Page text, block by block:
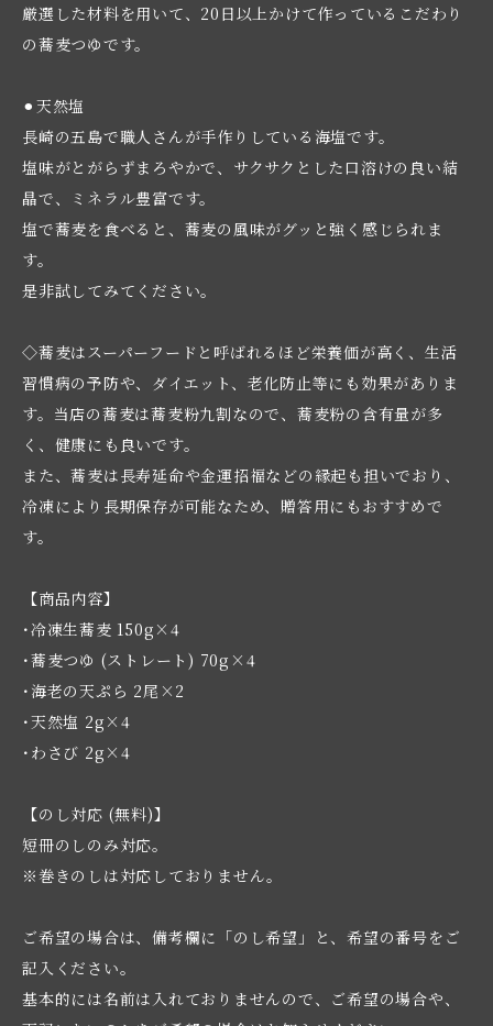
厳選した材料を用いて、20日以上かけて作っているこだわり
の蕎麦つゆです。
⚫︎天然塩
長崎の五島で職人さんが手作りしている海塩です。
塩味がとがらずまろやかで、サクサクとした口溶けの良い結
晶で、ミネラル豊富です。
塩で蕎麦を食べると、蕎麦の風味がグッと強く感じられま
す。
是非試してみてください。
◇蕎麦はスーパーフードと呼ばれるほど栄養価が高く、生活
習慣病の予防や、ダイエット、老化防止等にも効果がありま
す。当店の蕎麦は蕎麦粉九割なので、蕎麦粉の含有量が多
く、健康にも良いです。
また、蕎麦は長寿延命や金運招福などの縁起も担いでおり、
冷凍により長期保存が可能なため、贈答用にもおすすめで
す。
【商品内容】
･冷凍生蕎麦 150g×4
･蕎麦つゆ (ストレート) 70g×4
･海老の天ぷら 2尾×2
･天然塩 2g×4
･わさび 2g×4
【のし対応 (無料)】
短冊のしのみ対応。
※巻きのしは対応しておりません。
ご希望の場合は、備考欄に「のし希望」と、希望の番号をご
記入ください。
基本的には名前は入れておりませんので、ご希望の場合や、